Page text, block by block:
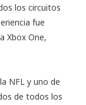
los circuitos
fue
Xbox One,
NFL y uno de
de todos los